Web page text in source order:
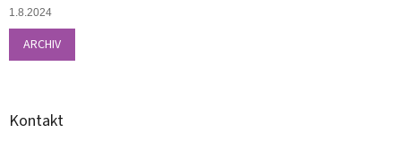
1.8.2024
ARCHIV
Kontakt